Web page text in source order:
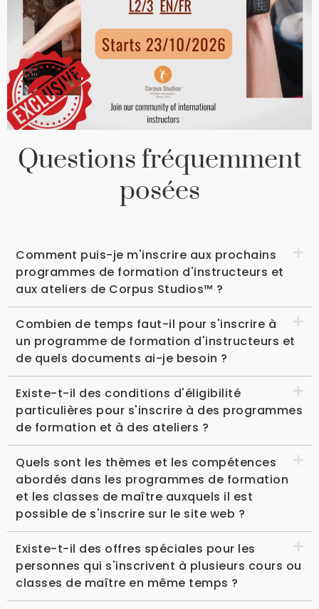
Questions fréquemment
posées
Comment puis-je m'inscrire aux prochains
programmes de formation d'instructeurs et
aux ateliers de Corpus Studios™ ?
Combien de temps faut-il pour s'inscrire à
un programme de formation d'instructeurs et
de quels documents ai-je besoin ?
Existe-t-il des conditions d'éligibilité
particulières pour s'inscrire à des programmes
de formation et à des ateliers ?
Quels sont les thèmes et les compétences
abordés dans les programmes de formation
et les classes de maître auxquels il est
possible de s'inscrire sur le site web ?
Existe-t-il des offres spéciales pour les
personnes qui s'inscrivent à plusieurs cours ou
classes de maître en même temps ?